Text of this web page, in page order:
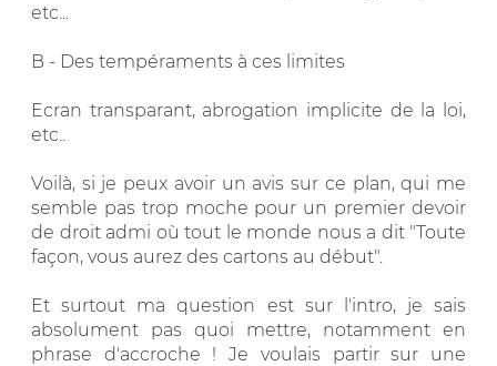
etc...
B - Des tempéraments à ces limites
Ecran transparant, abrogation implicite de la loi,
etc..
Voilà, si je peux avoir un avis sur ce plan, qui me
semble pas trop moche pour un premier devoir
de droit admi où tout le monde nous a dit "Toute
façon, vous aurez des cartons au début".
Et surtout ma question est sur l'intro, je sais
absolument pas quoi mettre, notamment en
phrase d'accroche ! Je voulais partir sur une